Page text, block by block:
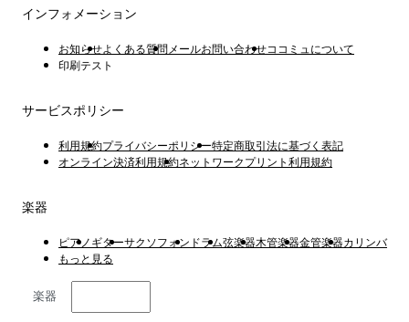
インフォメーション
お知らせよくある質問 メールお問い合わせココミュについて
印刷テスト
サービスポリシー
利用規約プライバシーポリシー特定商取引法に基づく表記
オンライン決済利用規約ネットワークプリント利用規約
楽器
ピアノ ギターサクソフォン ドラム弦楽器木管楽器金管楽器カリンバ
もっと見る
楽器